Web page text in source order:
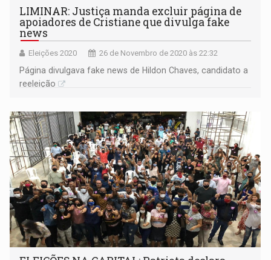
LIMINAR: Justiça manda excluir página de
apoiadores de Cristiane que divulga fake
news
Eleições 2020 26 de Novembro de 2020 às 22:32
Página divulgava fake news de Hildon Chaves, candidato a
reeleição